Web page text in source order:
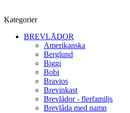
Kategorier
BREVLÅDOR
Amerikanska
Berglund
Biggi
Bobi
Bravios
Brevinkast
Brevlådor - flerfamiljs
Brevlåda med namn